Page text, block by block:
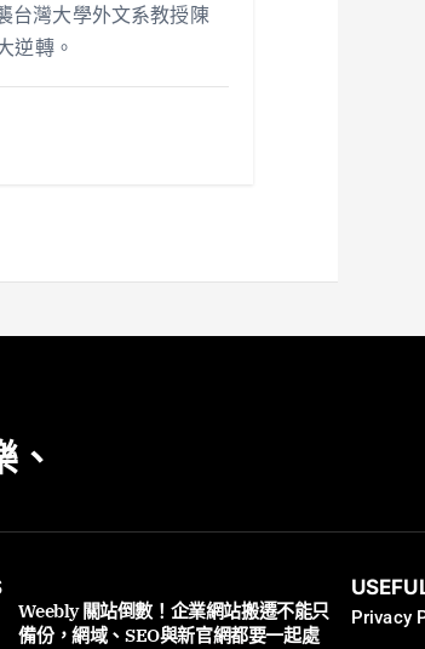
台灣大學外文系教授陳
逆轉。
Weebly 關站倒數！企業網站搬遷不能只
備份，網域、SEO與新官網都要一起處
Privacy